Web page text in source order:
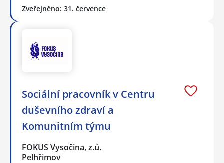
Zveřejněno: 31. července
Sociální pracovník v Centru
duševního zdraví a
Komunitním týmu
FOKUS Vysočina, z.ú.
Pelhřimov